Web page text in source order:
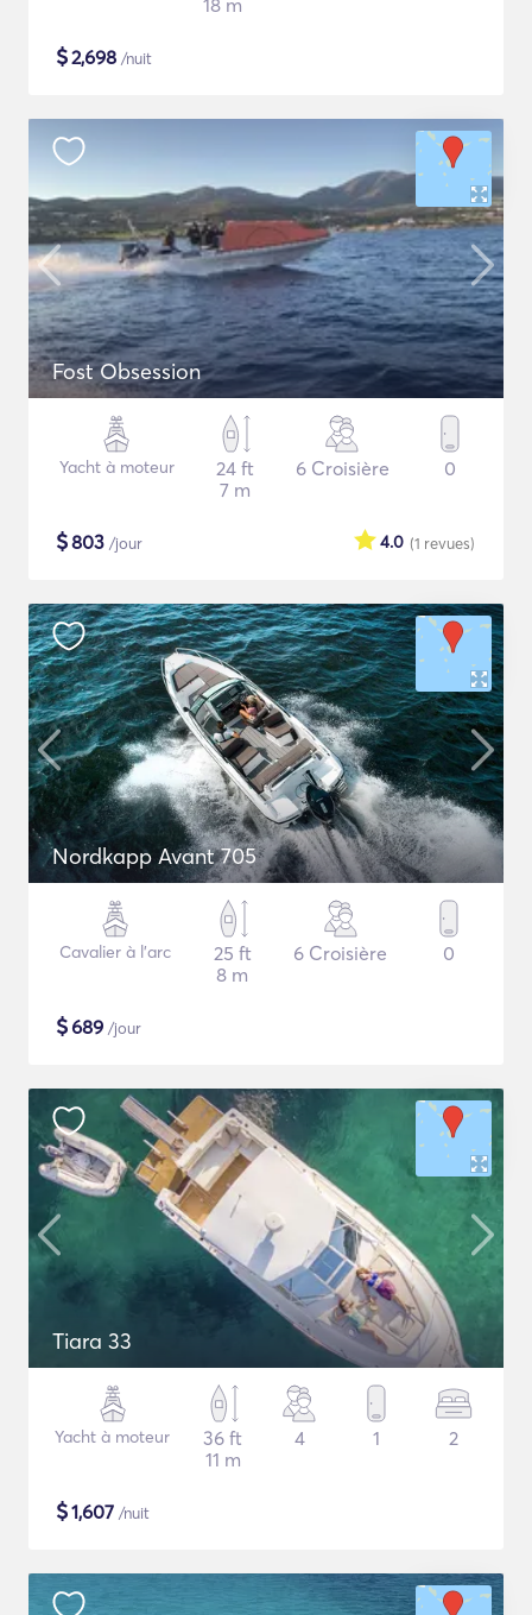
18 m
$2,698 /nuit
Fost Obsession
Yacht à moteur
24 ft
7 m
6 Croisière 0
$803 /jour (1 revues)
4.0
Nordkapp Avant 705
Cavalier à l'arc
25 ft
8 m
6 Croisière 0
$689 /jour
Tiara 33
Yacht à moteur
36 ft
11 m
4 1 2
$1,607 /nuit